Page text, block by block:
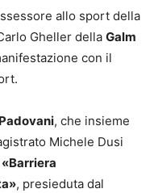
allo sport della
Gheller della Galm
con il
, che insieme
Michele Dusi
«Barriera
, presieduta dal